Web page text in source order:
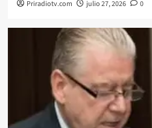
Priradiotv.com julio 27, 2026 0